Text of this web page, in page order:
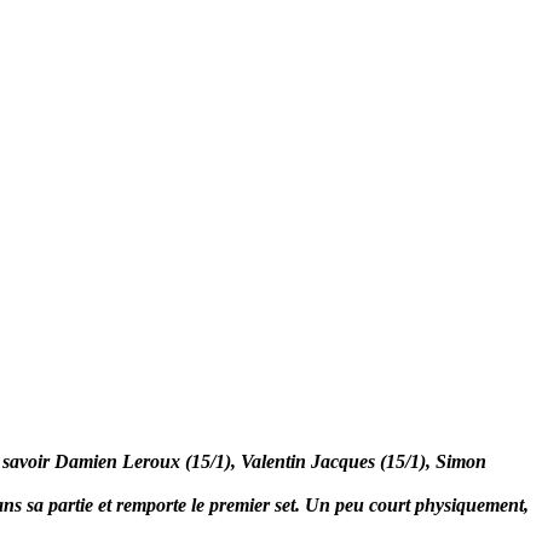
Damien Leroux (15/1), Valentin Jacques (15/1), Simon
sa partie et remporte le premier set. Un peu court physiquement,